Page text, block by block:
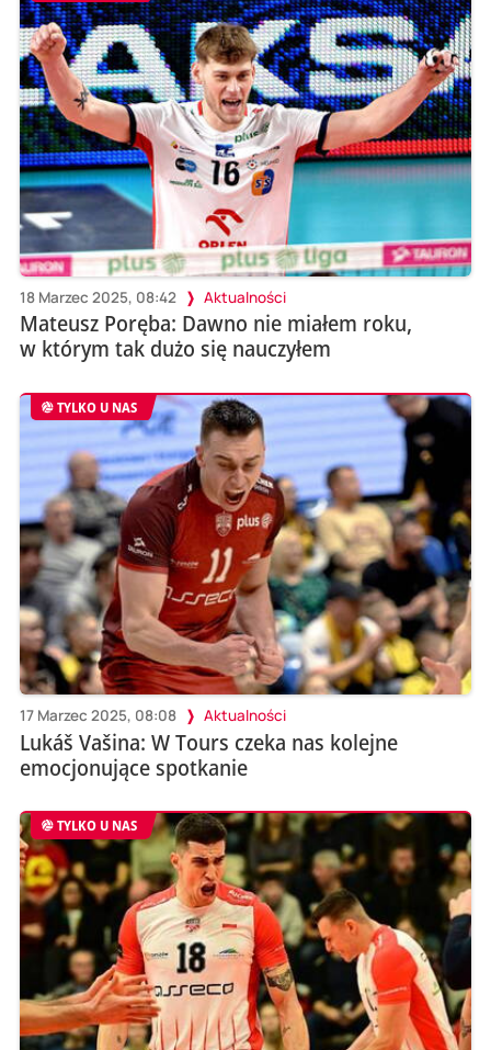
18 Marzec 2025, 08:42 Aktualności
Mateusz Poręba: Dawno nie miałem roku,
w którym tak dużo się nauczyłem
TYLKO U NAS
17 Marzec 2025, 08:08 Aktualności
Lukáš Vašina: W Tours czeka nas kolejne
emocjonujące spotkanie
TYLKO U NAS